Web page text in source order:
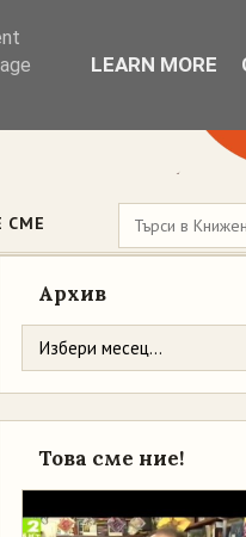
СМЕ
Архив
Това сме ние!
LEARN MORE